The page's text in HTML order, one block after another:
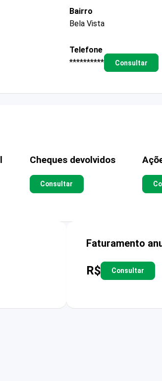
Bairro
Bela Vista
Telefone
**********
Consultar
Cheques devolvidos
Consultar
Faturamento
R$ Consultar